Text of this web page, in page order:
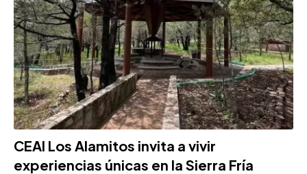
CEAI Los Alamitos invita a vivir
experiencias únicas en la Sierra Fría